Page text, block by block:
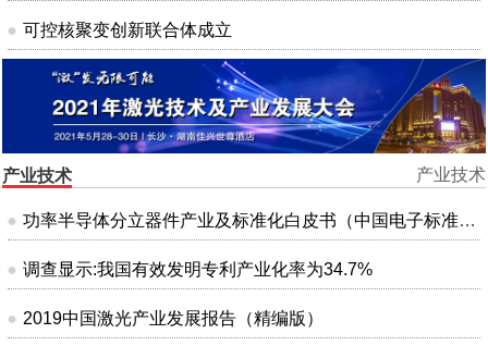
可控核聚变创新联合体成立
产业技术
产业技术
功率半导体分立器件产业及标准化白皮书（中国电子标准化研究院）
调查显示:我国有效发明专利产业化率为34.7%
2019中国激光产业发展报告（精编版）